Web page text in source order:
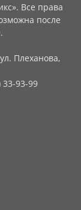
Все права
после
Плеханова,
33-93-99